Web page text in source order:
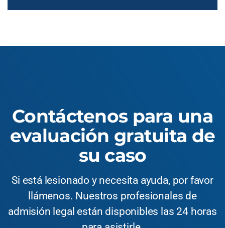
Contáctenos para una
evaluación gratuita de
su caso
Si está lesionado y necesita ayuda, por favor
llámenos. Nuestros profesionales de
admisión legal están disponibles las 24 horas